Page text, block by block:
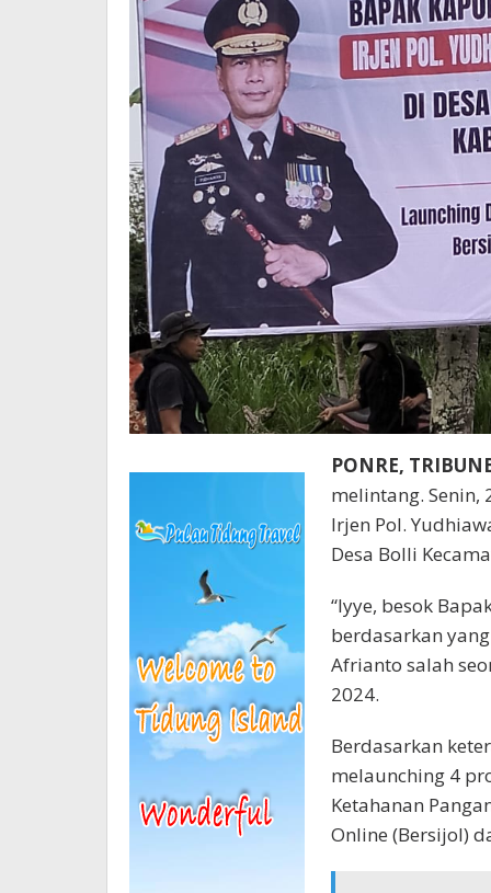
PONRE,
melintang. Senin,
Irjen Pol.
Desa Bolli
“Iyye, besok
berdasarkan
Afrianto salah
2024.
Berdasarkan
melaunching 4
Ketahanan
Online (Bersijol)